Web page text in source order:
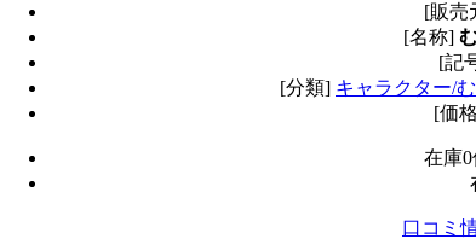
[販売
[名称]
[記
[分類] キャラクター/
[価
在庫0
口コミ